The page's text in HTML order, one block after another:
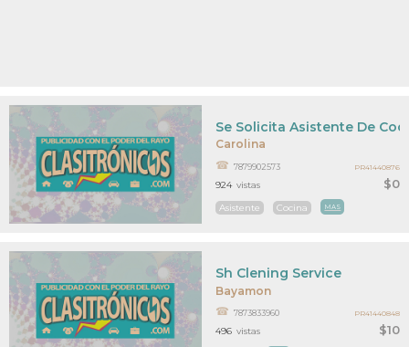
Carolina
$0
Se Solicita Asistente De
7879902573
Asistente Cocina MAS
924 vistas
PR41440876
Bayamon
$10
Sh Clening Service
7873833960
496 vistas
PR41440848